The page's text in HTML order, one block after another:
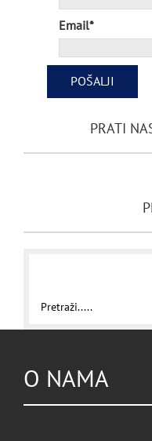
Email*
PRATI
O NAMA